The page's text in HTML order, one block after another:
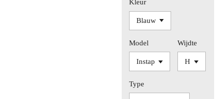
Kleur
Model Wijdte
Type